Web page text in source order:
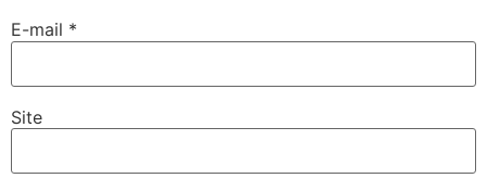
E-mail *
Site